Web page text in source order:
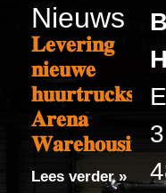
Nieuws
𝐋𝐞𝐯𝐞𝐫𝐢𝐧𝐠
𝐧𝐢𝐞𝐮𝐰𝐞
𝐡𝐮𝐮𝐫𝐭𝐫𝐮𝐜𝐤𝐬
𝐀𝐫𝐞𝐧𝐚
𝐖𝐚𝐫𝐞𝐡𝐨𝐮𝐬𝐢𝐧𝐠
Lees verder »
3